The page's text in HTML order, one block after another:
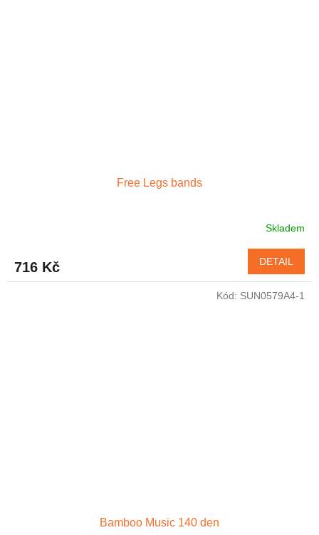
Free Legs bands
Skladem
716 Kč DETAIL
Bamboo Music 140 den
Kód: SUN0579A4-1